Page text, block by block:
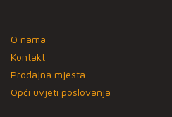
O nama
Kontakt
Prodajna mjesta
Opći uvjeti poslovanja